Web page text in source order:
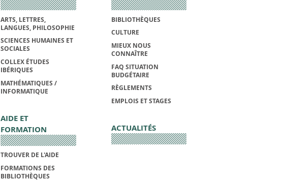
ARTS, LETTRES,
LANGUES, PHILOSOPHIE
SCIENCES HUMAINES ET
SOCIALES
COLLEX ÉTUDES
IBÉRIQUES
MATHÉMATIQUES /
INFORMATIQUE
AIDE ET
FORMATION
TROUVER DE L'AIDE
FORMATIONS DES
BIBLIOTHÈQUES
BIBLIOTHÈQUES
CULTURE
MIEUX NOUS
CONNAÎTRE
FAQ SITUATION
BUDGÉTAIRE
RÈGLEMENTS
EMPLOIS ET STAGES
ACTUALITÉS